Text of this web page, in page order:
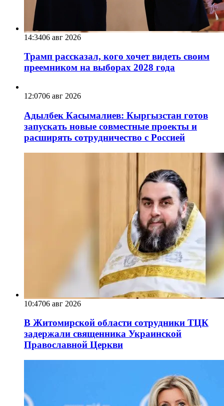
14:3406 авг 2026
Трамп рассказал, кого хочет видеть своим
преемником на выборах 2028 года
12:0706 авг 2026
Адылбек Касымалиев: Кыргызстан готов
запускать новые совместные проекты и
расширять сотрудничество с Россией
10:4706 авг 2026
В Житомирской области сотрудники ТЦК
задержали священника Украинской
Православной Церкви